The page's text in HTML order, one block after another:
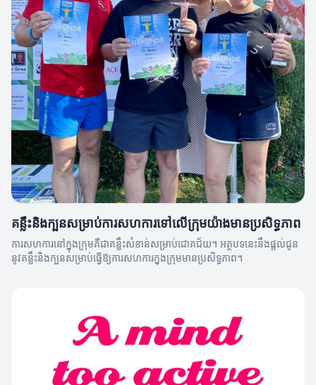
គន្លឹះនិងក្បួនសម្រាប់ការសហការទៅលើក្រុមយ៉ាងមានប្រសិទ្ធភាព
ការសហការនៅក្នុងក្រុមគឺជាគន្លឹះសំខាន់សម្រាប់ជោគជ័យ។ អត្ថបទនេះនឹងផ្តល់ជូន
នូវគន្លឹះនិងក្បួនសម្រាប់ធ្វើឱ្យការសហការក្នុងក្រុមមានប្រសិទ្ធភាព។